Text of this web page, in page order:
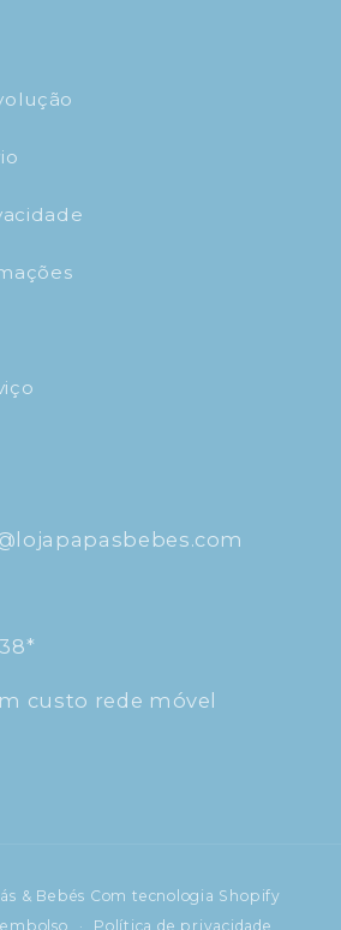
custo rede móvel
& Bebés Com tecnologia Shopify
Política de privacidade